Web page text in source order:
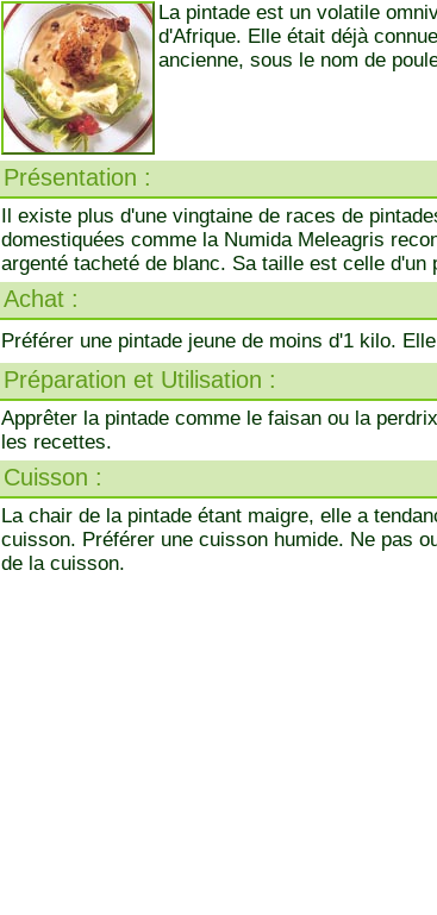
La pintade est un volatile
d'Afrique. Elle était déjà
ancienne, sous le nom de
Présentation :
Il existe plus d'une vingtaine de races de
domestiquées comme la Numida Meleagris
argenté tacheté de blanc. Sa taille est celle d'un
Achat :
Préférer une pintade jeune de moins d'1 kilo.
Préparation et Utilisation :
Apprêter la pintade comme le faisan ou la
les recettes.
Cuisson :
La chair de la pintade étant maigre, elle a
cuisson. Préférer une cuisson humide. Ne pas
de la cuisson.